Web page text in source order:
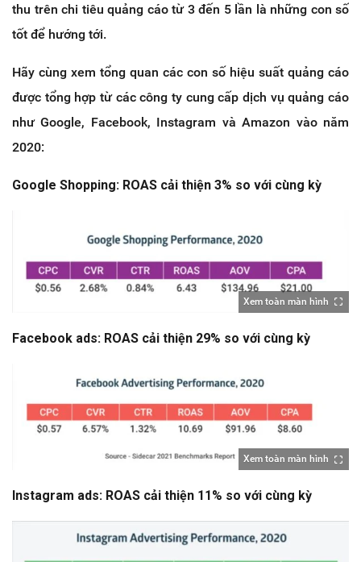
thu trên chi tiêu quảng cáo từ 3 đến 5 lần là những con số
tốt để hướng tới.
Hãy cùng xem tổng quan các con số hiệu suất quảng cáo
được tổng hợp từ các công ty cung cấp dịch vụ quảng cáo
như Google, Facebook, Instagram và Amazon vào năm
2020:
Google Shopping: ROAS cải thiện 3% so với cùng kỳ
Xem toàn màn hình
Facebook ads: ROAS cải thiện 29% so với cùng kỳ
Xem toàn màn hình
Instagram ads: ROAS cải thiện 11% so với cùng kỳ